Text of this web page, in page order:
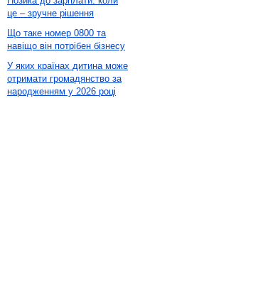
це – зручне рішення
Що таке номер 0800 та
навіщо він потрібен бізнесу
У яких країнах дитина може
отримати громадянство за
народженням у 2026 році